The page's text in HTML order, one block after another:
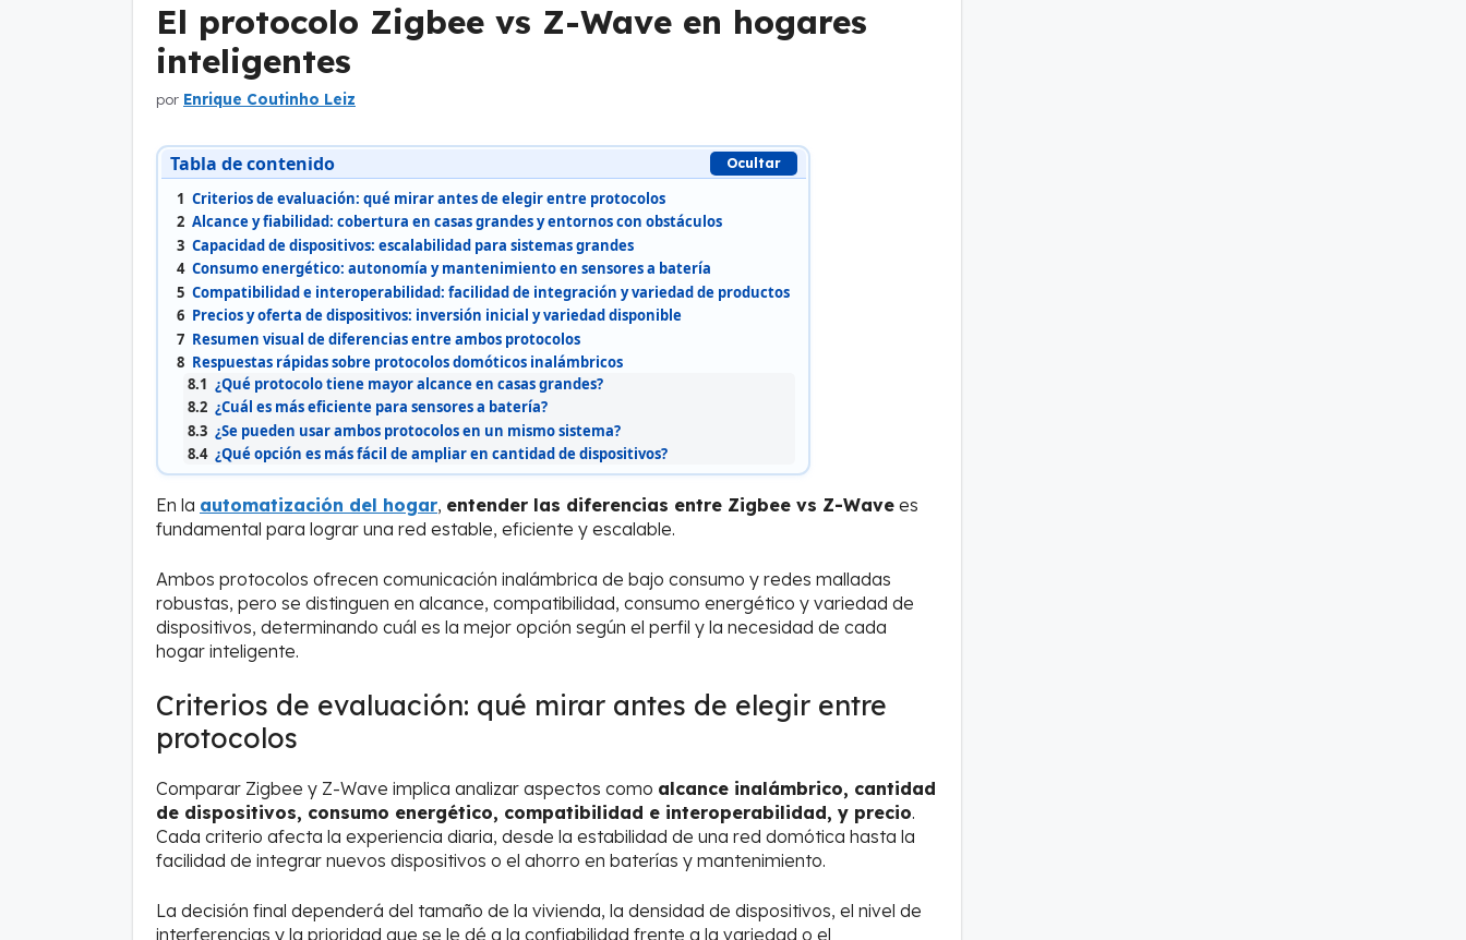
El protocolo Zigbee vs Z-Wave en hogares
inteligentes
por Enrique Coutinho Leiz
Tabla de contenido Ocultar
1 Criterios de evaluación: qué mirar antes de elegir entre protocolos
2 Alcance y fiabilidad: cobertura en casas grandes y entornos con obstáculos
3 Capacidad de dispositivos: escalabilidad para sistemas grandes
4 Consumo energético: autonomía y mantenimiento en sensores a batería
5 Compatibilidad e interoperabilidad: facilidad de integración y variedad de productos
6 Precios y oferta de dispositivos: inversión inicial y variedad disponible
7 Resumen visual de diferencias entre ambos protocolos
8 Respuestas rápidas sobre protocolos domóticos inalámbricos
8.1 ¿Qué protocolo tiene mayor alcance en casas grandes?
8.2 ¿Cuál es más eficiente para sensores a batería?
8.3 ¿Se pueden usar ambos protocolos en un mismo sistema?
8.4 ¿Qué opción es más fácil de ampliar en cantidad de dispositivos?
En la automatización del hogar, entender las diferencias entre Zigbee vs Z-Wave es
fundamental para lograr una red estable, eficiente y escalable.
Ambos protocolos ofrecen comunicación inalámbrica de bajo consumo y redes malladas
robustas, pero se distinguen en alcance, compatibilidad, consumo energético y variedad de
dispositivos, determinando cuál es la mejor opción según el perfil y la necesidad de cada
hogar inteligente.
Criterios de evaluación: qué mirar antes de elegir entre
protocolos
Comparar Zigbee y Z-Wave implica analizar aspectos como alcance inalámbrico, cantidad
de dispositivos, consumo energético, compatibilidad e interoperabilidad, y precio.
Cada criterio afecta la experiencia diaria, desde la estabilidad de una red domótica hasta la
facilidad de integrar nuevos dispositivos o el ahorro en baterías y mantenimiento.
La decisión final dependerá del tamaño de la vivienda, la densidad de dispositivos, el nivel de
interferencias y la prioridad que se le dé a la confiabilidad frente a la variedad o el